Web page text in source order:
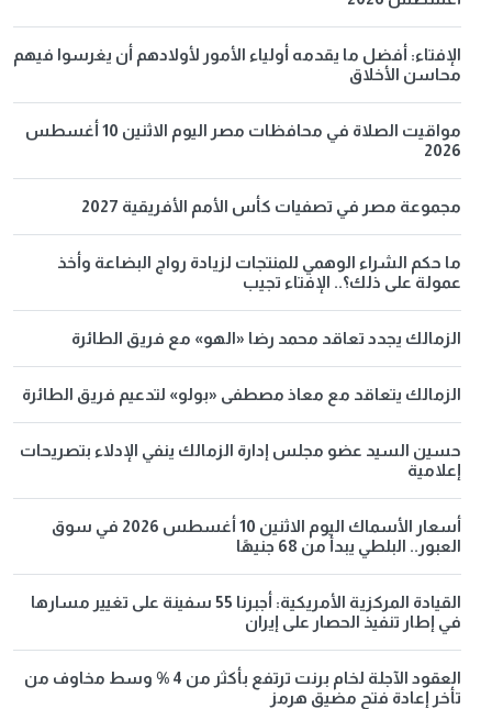
الإفتاء: أفضل ما يقدمه أولياء الأمور لأولادهم أن يغرسوا فيهم
محاسن الأخلاق
مواقيت الصلاة في محافظات مصر اليوم الاثنين 10 أغسطس
2026
مجموعة مصر في تصفيات كأس الأمم الأفريقية 2027
ما حكم الشراء الوهمي للمنتجات لزيادة رواج البضاعة وأخذ
عمولة على ذلك؟.. الإفتاء تجيب
الزمالك يجدد تعاقد محمد رضا «الهو» مع فريق الطائرة
الزمالك يتعاقد مع معاذ مصطفى «بولو» لتدعيم فريق الطائرة
حسين السيد عضو مجلس إدارة الزمالك ينفي الإدلاء بتصريحات
إعلامية
أسعار الأسماك اليوم الاثنين 10 أغسطس 2026 في سوق
العبور.. البلطي يبدأ من 68 جنيهًا
القيادة المركزية الأمريكية: أجبرنا 55 سفينة على تغيير مسارها
في إطار تنفيذ الحصار على إيران
العقود الآجلة لخام برنت ترتفع بأكثر من 4 % وسط مخاوف من
تأخر إعادة فتح مضيق هرمز